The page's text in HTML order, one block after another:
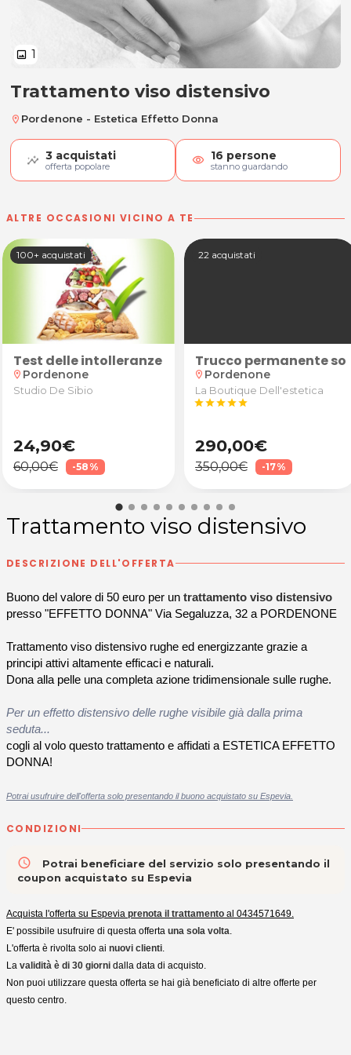
image 1
Trattamento viso distensivo
Trattamento viso distensivo
location_on Pordenone - Estetica Effetto Donna
3 acquistati
offerta popolare visibility 16 persone
stanno guardando
ALTRE OCCASIONI VICINO A TE
idratante da Elisa Perez Arte Capelli a
anamnesi, valutazione degli obiettivi e test
100+ acquistati
Test delle intolleranze alimentari
location_on Pordenone
Studio De Sibio
24,90€
60,00€ -58%
22 acquistati
Trucco permanente
location_on Pordenone
La Boutique Dell'estetica
starstarstarstarstar
290,00€
350,00€ -17%
Trattamento viso distensivo
DESCRIZIONE DELL'OFFERTA
Buono del valore di 50 euro per un trattamento viso distensivo
presso "EFFETTO DONNA" Via Segaluzza, 32 a PORDENONE
Trattamento viso distensivo rughe ed energizzante grazie a
principi attivi altamente efficaci e naturali.
Dona alla pelle una completa azione tridimensionale sulle rughe.
Per un effetto distensivo delle rughe visibile già dalla prima
seduta...
cogli al volo questo trattamento e affidati a ESTETICA EFFETTO
DONNA!
Potrai usufruire dell'offerta solo presentando il buono acquistato su Espevia.
CONDIZIONI
access_time
Potrai beneficiare del servizio solo presentando il
coupon acquistato su Espevia
Acquista l'offerta su Espevia prenota il trattamento al 0434571649.
E' possibile usufruire di questa offerta una sola volta
L'offerta è rivolta solo ai nuovi clienti
La validità è di 30 giorni dalla data di acquisto.
Non puoi utilizzare questa offerta se hai già beneficiato di altre offerte per
questo centro.